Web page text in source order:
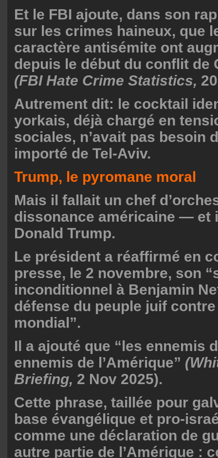
Et le FBI ajoute, dans son
sur les crimes haineux, que
caractère antisémite ont
depuis le début du conflit de
(FBI Hate Crime Statistics,
Autrement dit: le cocktail
yorkais, déjà chargé en
sociales, n’avait pas besoin
importé de Tel-Aviv.
Trump, le pyromane moral
Mais il fallait un chef
dissonance américaine — et
Donald Trump.
Le président a réaffirmé en
presse, le 2 novembre, son
inconditionnel à Benjamin
défense du peuple juif
mondial”.
Il a ajouté que “les ennemis
ennemis de l’Amérique”
Briefing, 2 Nov 2025).
Cette phrase, taillée pour
base évangélique et pro-
comme une déclaration de
autre partie de l’Amérique :